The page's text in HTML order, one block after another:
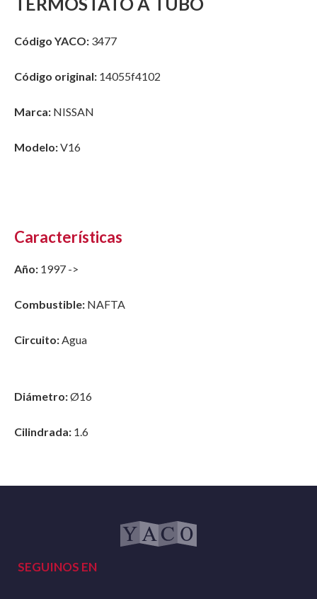
Código YACO: 3477
Código original: 14055f4102
Marca: NISSAN
Modelo:V16
Características
Año: 1997 ->
Combustible: NAFTA
Circuito:Agua
Diámetro:Ø16
Cilindrada: 1.6
SEGUINOS EN